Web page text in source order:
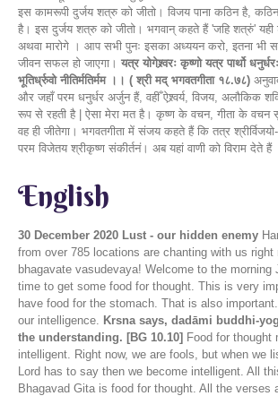
इस कामरूपी दुर्जय शत्रु को जीतो। विजय पाना कठिन है,
है। इस दुर्जय शत्रु को जीतो। भगवान् कहते हैं 'जहि शत्रुं'
अथवा मारोगे । आप सभी पुनः इसका अध्ययन करो, इतना भी
जीवन सफल हो जाएगा। यत्र योगेश्र्वरः कृष्णो यत्र पार्थो
भूतिर्ध्रुवो नीतिर्मतिर्मम ।। ( श्री मद् भगवतगीता १८.७८)
और जहाँ परम धनुर्धर अर्जुन हैं, वहीँ ऐश्र्वर्य, विजय, अलौकिक
रूप से रहती है | ऐसा मेरा मत है। कृष्ण के वचन, गीता के वचन
वह ही जीतेगा। भगवतगीता में संजय कहते हैं कि तत्र
परम विजेतय श्रीकृष्ण संकीर्तनं। अब यहां वाणी को विराम देते
English
30 December 2020 Lust - our hidden enemy
from over 785 locations are chanting with us right
bhagavate vasudevaya! Welcome to the morning
time to get some food for thought. This is very
have food for the stomach. That is also
our intelligence.
Krsna says, dadāmi buddhi-
the understanding. [BG 10.10] Food for thought
intelligent. Right now, we are fools, but when we
Lord has to say then we become intelligent. All
Bhagavad Gita is food for thought. All the verses